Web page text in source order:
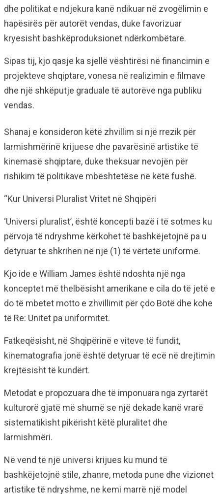
dhe politikat e ndjekura kanë ndikuar në zvogëlimin e
hapësirës për autorët vendas, duke favorizuar
kryesisht bashkëproduksionet ndërkombëtare.
Sipas tij, kjo qasje ka sjellë vështirësi në financimin e
projekteve shqiptare, vonesa në realizimin e filmave
dhe një shkëputje graduale të autorëve nga publiku
vendas.
Shanaj e konsideron këtë zhvillim si një rrezik për
larmishmërinë krijuese dhe pavarësinë artistike të
kinemasë shqiptare, duke theksuar nevojën për
rishikim të politikave mbështetëse në këtë fushë.
“Kur Universi Pluralist Vritet në Shqipëri
‘Universi pluralist’, është koncepti bazë i të sotmes ku
përvoja të ndryshme kërkohet të bashkëjetojnë pa u
detyruar të shkrihen në një (1) të vërtetë uniformë.
Kjo ide e William James është ndoshta një nga
konceptet më thelbësisht amerikane e cila do të jetë e
do të mbetet motto e zhvillimit për çdo Botë dhe kohe
të Re: Unitet pa uniformitet.
Fatkeqësisht, në Shqipërinë e viteve të fundit,
kinematografia jonë është detyruar të ecë në drejtimin
krejtësisht të kundërt.
Metodat e propozuara dhe të imponuara nga zyrtarët
kulturorë gjatë më shumë se një dekade kanë vrarë
sistematikisht pikërisht këtë pluralitet dhe
larmishmëri.
Në vend të një universi krijues ku mund të
bashkëjetojnë stile, zhanre, metoda pune dhe vizionet
artistike të ndryshme, ne kemi marrë një model